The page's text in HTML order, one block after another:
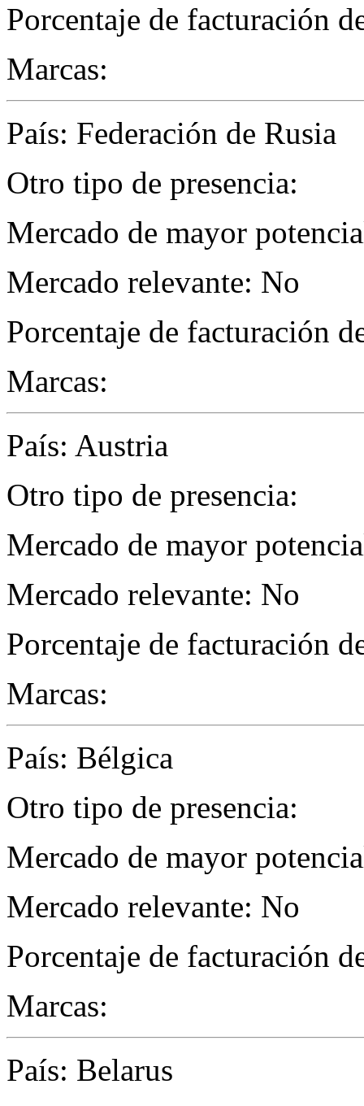
Porcentaje de facturación
Marcas:
País: Federación de Rusia
Otro tipo de presencia:
Mercado de mayor
Mercado relevante: No
Porcentaje de facturación
Marcas:
País: Austria
Otro tipo de presencia:
Mercado de mayor
Mercado relevante: No
Porcentaje de facturación
Marcas:
País: Bélgica
Otro tipo de presencia:
Mercado de mayor
Mercado relevante: No
Porcentaje de facturación
Marcas:
País: Belarus